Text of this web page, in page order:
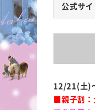
公式サイ
12/21(土)
■親子割：